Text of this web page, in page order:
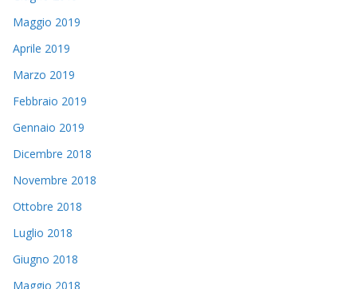
Maggio 2019
Aprile 2019
Marzo 2019
Febbraio 2019
Gennaio 2019
Dicembre 2018
Novembre 2018
Ottobre 2018
Luglio 2018
Giugno 2018
Maggio 2018